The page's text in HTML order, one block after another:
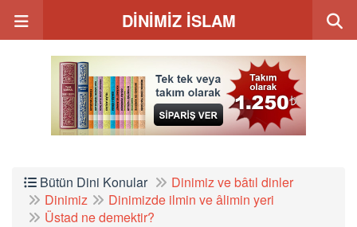
DİNİMİZ İSLAM
Bütün Dini Konular
Dinimiz ve bâtıl dinler
Dinimiz
Dinimizde ilmin ve âlimin yeri
Üstad ne demektir?